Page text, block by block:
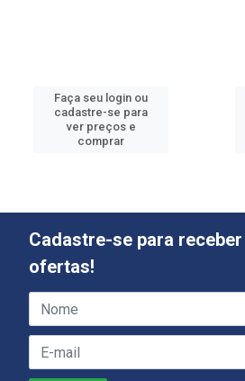
Faça seu login ou
cadastre-se para
ver preços e
comprar
Cadastre-se para
ofertas!